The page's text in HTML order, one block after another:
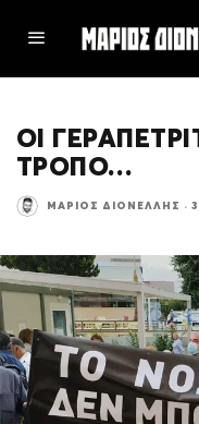
ΟΙ
ΤΡΟΠΟ…
ΜΆΡΙΟΣ ΔΙΟΝΈΛΛΗΣ ·